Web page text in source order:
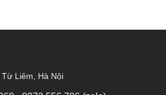
Liêm, Hà Nội